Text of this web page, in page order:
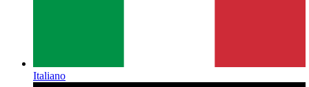
Italiano